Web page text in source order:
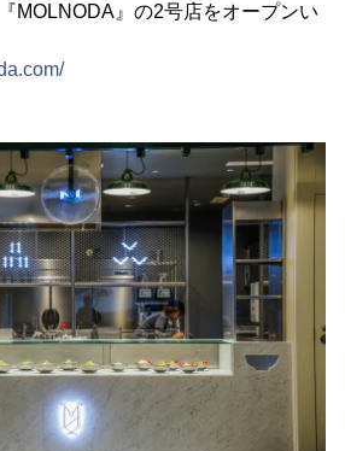
MOLNODA』の2号店をオープンい